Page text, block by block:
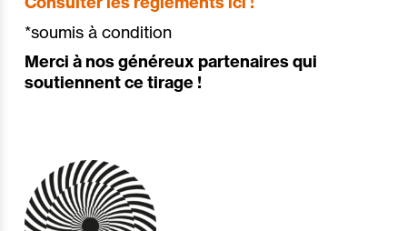
*soumis à condition
Merci à nos généreux partenaires qui
soutiennent ce tirage !